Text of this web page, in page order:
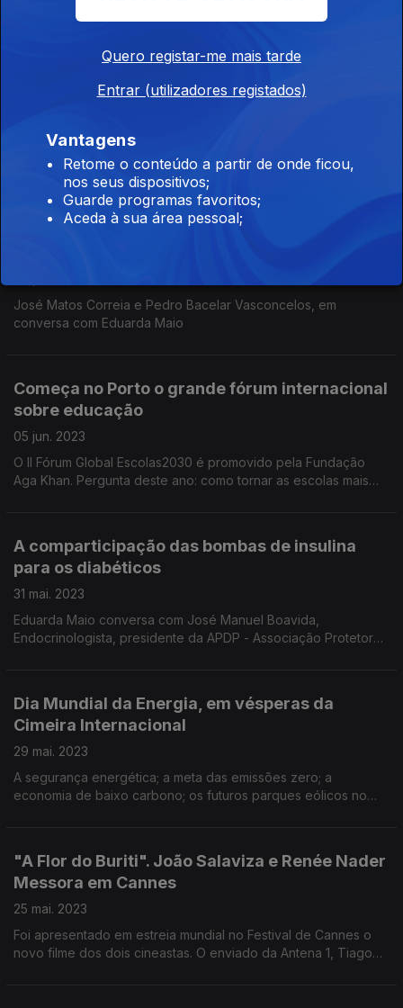
semana. Eduarda Maio conversa com os constitucionalistas
aérea da NATO
Vai realizar-se em plena guerra da Rússia contra a Ucrânia e
tem a invasão da Alemanha como cenário. A análise do Major-
General Isidro De Morais Pereira e de Armando Marques
Guedes, prof. jubilado da Nova School of Law.
A seriedade e a integridade das Comissões
José Matos Correia e Pedro Bacelar Vasconcelos, em
conversa com Eduarda Maio
Começa no Porto o grande fórum internacional
sobre educação
05 jun. 2023
O II Fórum Global Escolas2030 é promovido pela Fundação
Aga Khan. Pergunta deste ano: como tornar as escolas mais
A comparticipação das bombas de insulina
para os diabéticos
31 mai. 2023
Eduarda Maio conversa com José Manuel Boavida,
Endocrinologista, presidente da APDP - Associação Protetora
Dia Mundial da Energia, em vésperas da
Cimeira Internacional
29 mai. 2023
A segurança energética; a meta das emissões zero; a
economia de baixo carbono; os futuros parques eólicos no
"A Flor do Buriti". João Salaviza e Renée Nader
Messora em Cannes
25 mai. 2023
Foi apresentado em estreia mundial no Festival de Cannes o
novo filme dos dois cineastas. O enviado da Antena 1, Tiago
Quero registar-me mais tarde
Entrar (utilizadores registados)
Vantagens
Retome o conteúdo a partir de onde ficou,
nos seus dispositivos;
Guarde programas favoritos;
Aceda à sua área pessoal;